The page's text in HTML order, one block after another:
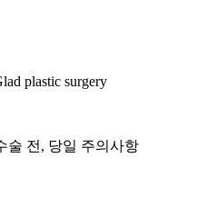
plastic surgery
술 전, 당일 주의사항